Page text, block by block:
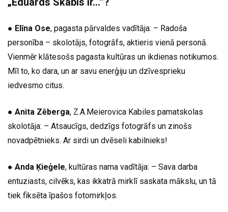
● Elīna Ose, pagasta pārvaldes vadītāja: – Radoša
personība – skolotājs, fotogrāfs, aktieris vienā personā.
Vienmēr klātesošs pagasta kultūras un ikdienas notikumos.
Mīl to, ko dara, un ar savu enerģiju un dzīvesprieku
iedvesmo citus.
● Anita Zēberga, Z.A.Meierovica Kabiles pamatskolas
skolotāja: – Atsaucīgs, dedzīgs fotogrāfs un zinošs
novadpētnieks. Ar sirdi un dvēseli kabilnieks!
● Anda Ķieģele, kultūras nama vadītāja: – Sava darba
entuziasts, cilvēks, kas ikkatrā mirklī saskata mākslu, un tā
tiek fiksēta īpašos fotomirkļos.